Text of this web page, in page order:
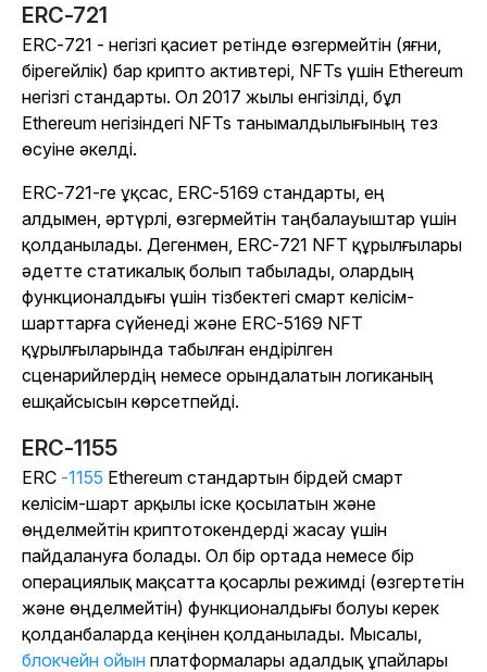
ERC-721
ERC-721 - негізгі қасиет ретінде өзгермейтін (яғни,
бірегейлік) бар крипто активтері, NFTs үшін Ethereum
негізгі стандарты. Ол 2017 жылы енгізілді, бұл
Ethereum негізіндегі NFTs танымалдылығының тез
өсуіне әкелді.
ERC-721-ге ұқсас, ERC-5169 стандарты, ең
алдымен, әртүрлі, өзгермейтін таңбалауыштар үшін
қолданылады. Дегенмен, ERC-721 NFT құрылғылары
әдетте статикалық болып табылады, олардың
функционалдығы үшін тізбектегі смарт келісім-
шарттарға сүйенеді және ERC-5169 NFT
құрылғыларында табылған ендірілген
сценарийлердің немесе орындалатын логиканың
ешқайсысын көрсетпейді.
ERC-1155
ERC -1155 Ethereum стандартын бірдей смарт
келісім-шарт арқылы іске қосылатын және
өңделмейтін криптотокендерді жасау үшін
пайдалануға болады. Ол бір ортада немесе бір
операциялық мақсатта қосарлы режимді (өзгертетін
және өңделмейтін) функционалдығы болуы керек
қолданбаларда кеңінен қолданылады. Мысалы,
блокчейн ойын платформалары адалдық ұпайлары